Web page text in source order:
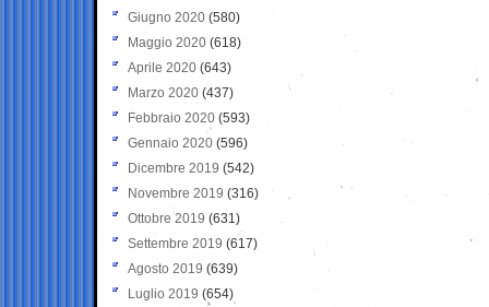
Giugno 2020 (580)
Maggio 2020 (618)
Aprile 2020 (643)
Marzo 2020 (437)
Febbraio 2020 (593)
Gennaio 2020 (596)
Dicembre 2019 (542)
Novembre 2019 (316)
Ottobre 2019 (631)
Settembre 2019 (617)
Agosto 2019 (639)
Luglio 2019 (654)